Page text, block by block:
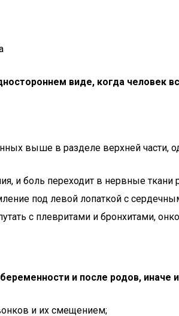
виде, когда человек
выше в разделе верхней части,
и боль переходит в нервные ткани
под левой лопаткой с
с плевритами и бронхитами,
и после родов,
и их смещением;